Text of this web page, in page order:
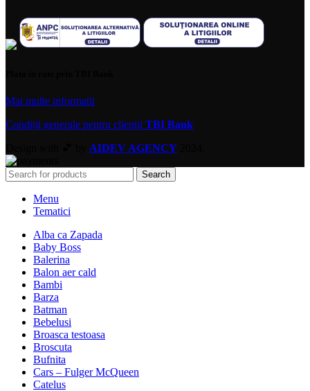
Mai multe informatii
Condiții generale pentru clienții TBI Bank
AIDEV AGENCY
Search
Menu
Tematici
Alba ca Zapada
Baby Boss
Balerina
Balon aer cald
Bambi
Barza
Batman
Bebelusi
Broasca testoasa
Broscuta
Bufnita
Cars – Fulger McQueen
Catelus